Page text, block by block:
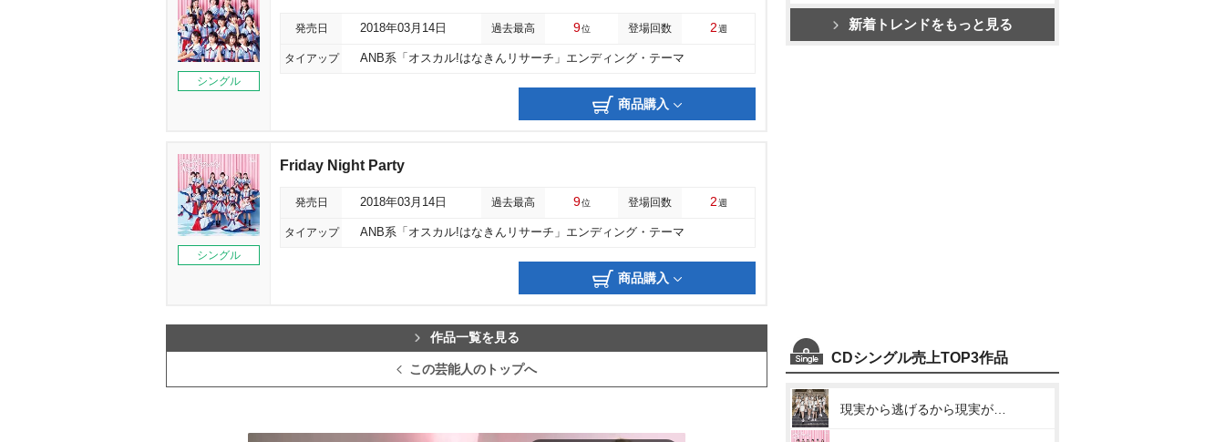
シングル
発売日 2018年03月14日 過去最高 9位 登場回数 2週
タイアップ ANB系「オスカル!はなきんリサーチ」エンディング・テーマ
商品購入
シングル
Friday Night Party
発売日 2018年03月14日 過去最高 9位 登場回数 2週
タイアップ ANB系「オスカル!はなきんリサーチ」エンディング・テーマ
商品購入
作品一覧を見る
この芸能人のトップへ
新着トレンドをもっと見る
CDシングル売上TOP3作品